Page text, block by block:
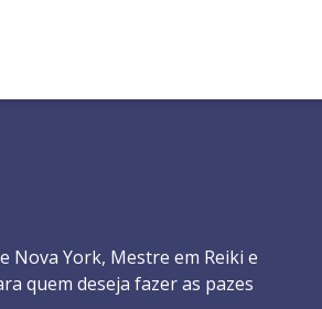
York, Mestre em Reiki e
quem deseja fazer as pazes